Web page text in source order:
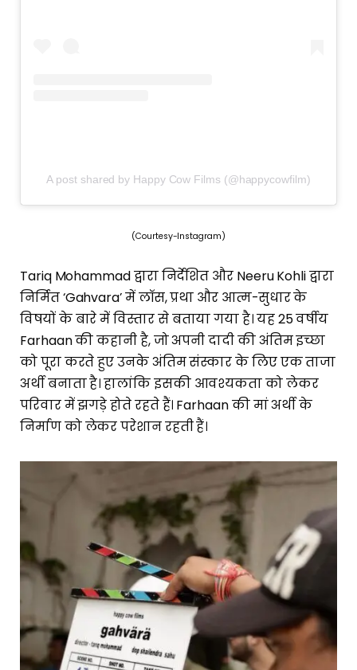
A post shared by Happy Cow Films (@happycowfilm)
(Courtesy-Instagram)
Tariq Mohammad द्वारा निर्देशित और Neeru Kohli द्वारा
निर्मित ‘Gahvara’ में लॉस, प्रथा और आत्म-सुधार के
विषयों के बारे में विस्तार से बताया गया है। यह 25 वर्षीय
Farhaan की कहानी है, जो अपनी दादी की अंतिम इच्छा
को पूरा करते हुए उनके अंतिम संस्कार के लिए एक ताजा
अर्थी बनाता है। हालांकि इसकी आवश्यकता को लेकर
परिवार में झगड़े होते रहते हैं। Farhaan की मां अर्थी के
निर्माण को लेकर परेशान रहती हैं।